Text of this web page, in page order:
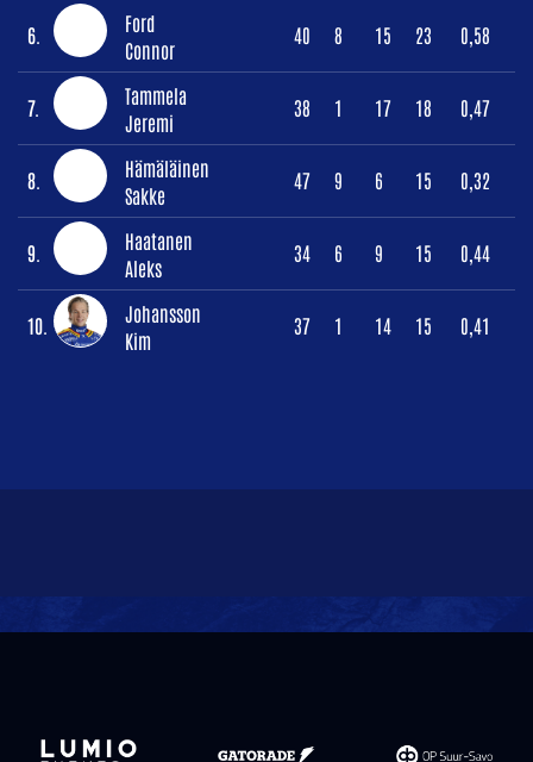
6.
Ford
Connor
40 8 15 23 0,58
7.
Tammela
Jeremi
38 1 17 18 0,47
8.
Hämäläinen
Sakke
47 9 6 15 0,32
9.
Haatanen
Aleks
34 6 9 15 0,44
10.
Johansson
Kim
37 1 14 15 0,41